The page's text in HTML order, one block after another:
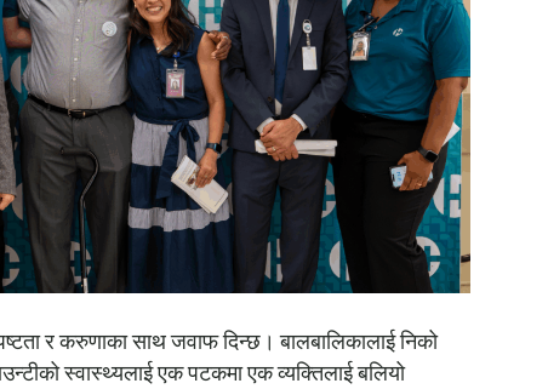
र करुणाका साथ जवाफ दिन्छ। बालबालिकालाई निको
स्वास्थ्यलाई एक पटकमा एक व्यक्तिलाई बलियो